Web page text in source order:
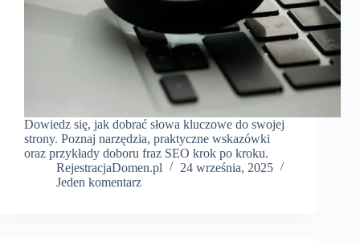
Dowiedz się, jak dobrać słowa kluczowe do swojej
strony. Poznaj narzędzia, praktyczne wskazówki
oraz przykłady doboru fraz SEO krok po kroku.
RejestracjaDomen.pl
24 września, 2025
Jeden komentarz